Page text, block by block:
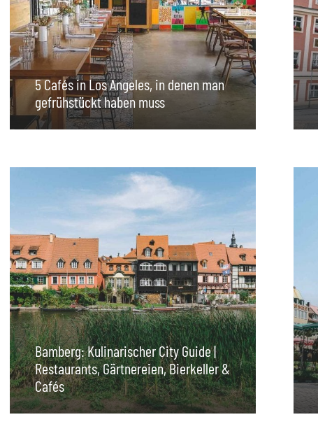
5 Cafés in Los Angeles, in denen man
gefrühstückt haben muss
Bamberg: Kulinarischer City Guide |
Restaurants, Gärtnereien, Bierkeller &
Cafés